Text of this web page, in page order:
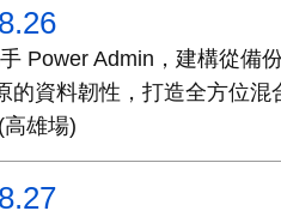
Power Admin，建構從備
的資料韌性，打造全方位混
高雄場)